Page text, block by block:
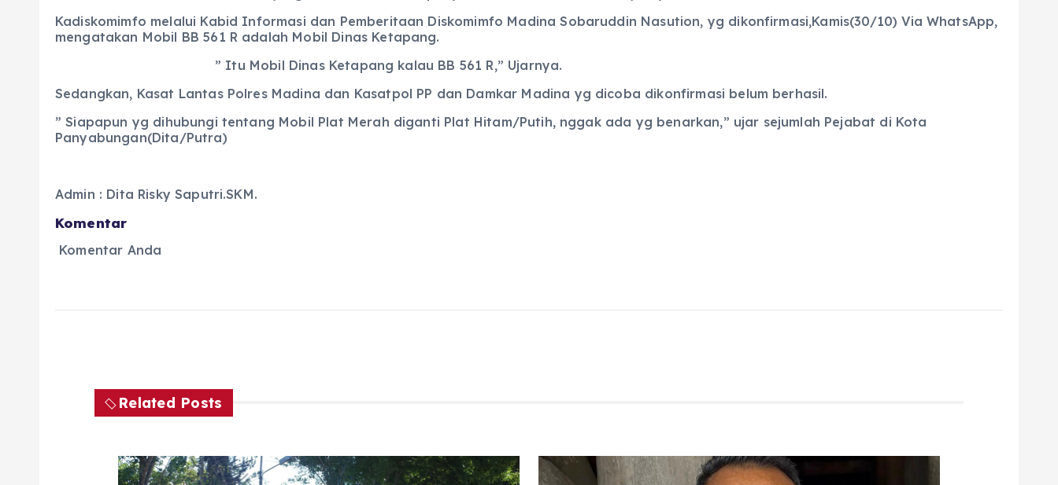
Kadiskomimfo melalui Kabid Informasi dan Pemberitaan Diskomimfo Madina Sobaruddin Nasution, yg dikonfirmasi,Kamis(30/10) Via WhatsApp,
mengatakan Mobil BB 561 R adalah Mobil Dinas Ketapang.
” Itu Mobil Dinas Ketapang kalau BB 561 R,” Ujarnya.
Sedangkan, Kasat Lantas Polres Madina dan Kasatpol PP dan Damkar Madina yg dicoba dikonfirmasi belum berhasil.
” Siapapun yg dihubungi tentang Mobil Plat Merah diganti Plat Hitam/Putih, nggak ada yg benarkan,” ujar sejumlah Pejabat di Kota
Panyabungan(Dita/Putra)
Admin : Dita Risky Saputri.SKM.
Komentar
Komentar Anda
Related Posts